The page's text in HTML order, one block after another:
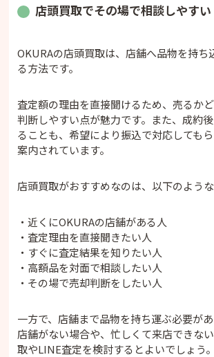
店頭買取でその場で相談しやすい
OKURAの店頭買取は、店舗へ品物を持ち
る方法です。
査定額の理由を直接聞けるため、売るか
判断しやすい点が魅力です。また、成約
ることも、希望により振込で対応しても
案内されています。
店頭買取がおすすめなのは、以下のような
・近くにOKURAの店舗がある人
・査定理由を直接聞きたい人
・すぐに査定結果を知りたい人
・高額品を対面で相談したい人
・その場で売却判断をしたい人
一方で、店舗まで品物を持ち運ぶ必要が
店舗がない場合や、忙しくて来店できな
取やLINE査定を検討するとよいでしょう。